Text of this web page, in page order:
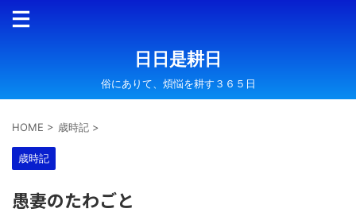
日日是耕日
俗にありて、煩悩を耕す３６５日
HOME > 歳時記 >
歳時記
愚妻のたわごと